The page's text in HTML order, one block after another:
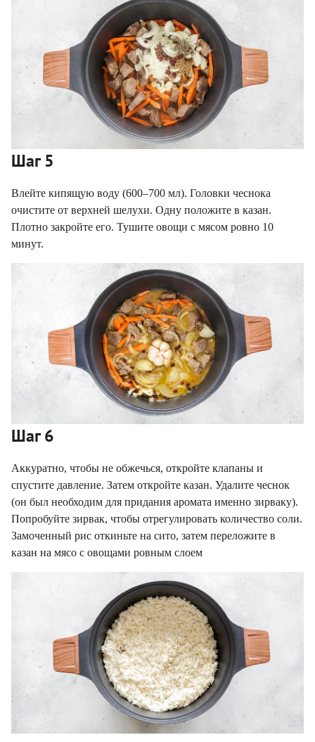
Шаг 5
Влейте кипящую воду (600–700 мл). Головки чеснока
очистите от верхней шелухи. Одну положите в казан.
Плотно закройте его. Тушите овощи с мясом ровно 10
минут.
Шаг 6
Аккуратно, чтобы не обжечься, откройте клапаны и
спустите давление. Затем откройте казан. Удалите чеснок
(он был необходим для придания аромата именно зирваку).
Попробуйте зирвак, чтобы отрегулировать количество соли.
Замоченный рис откиньте на сито, затем переложите в
казан на мясо с овощами ровным слоем